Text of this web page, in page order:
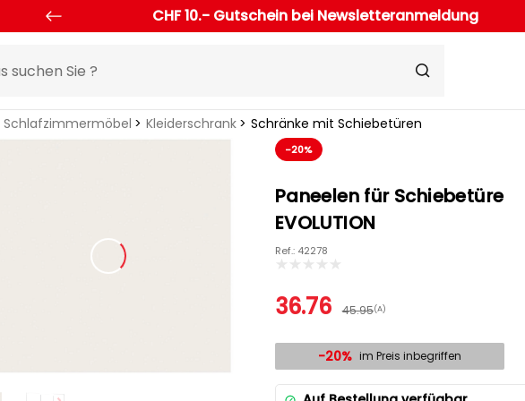
CHF 10.- Gutschein bei Newsletteranmeldung
Schlafzimmermöbel Kleiderschrank Schränke mit Schiebetüren
-20%
Paneelen für Schiebetüre
EVOLUTION
Ref.: 42278
36.76 45.95(A)
-20% im Preis inbegriffen